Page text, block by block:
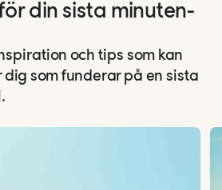
din sista minuten-
och tips som kan
som funderar på en sista